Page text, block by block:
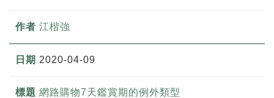
江楷強
2020-04-09
網路購物7天鑑賞期的例外類型